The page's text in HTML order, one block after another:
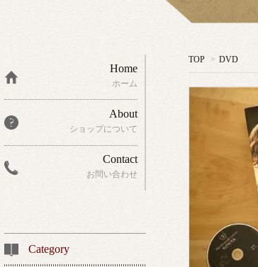
TOP > DVD
Home
ホーム
About
ショップについて
Contact
お問い合わせ
Category